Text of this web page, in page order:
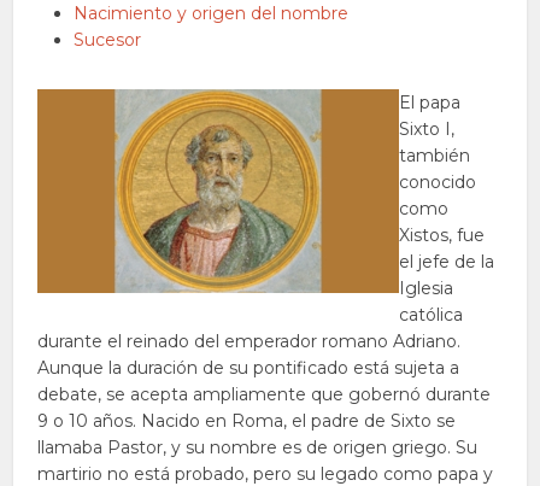
Nacimiento y origen del nombre
Sucesor
El papa
Sixto I,
también
conocido
como
Xistos, fue
el jefe de la
Iglesia
católica
durante el reinado del emperador romano Adriano.
Aunque la duración de su pontificado está sujeta a
debate, se acepta ampliamente que gobernó durante
9 o 10 años. Nacido en Roma, el padre de Sixto se
llamaba Pastor, y su nombre es de origen griego. Su
martirio no está probado, pero su legado como papa y